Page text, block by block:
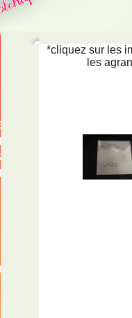
*cliquez sur les
les